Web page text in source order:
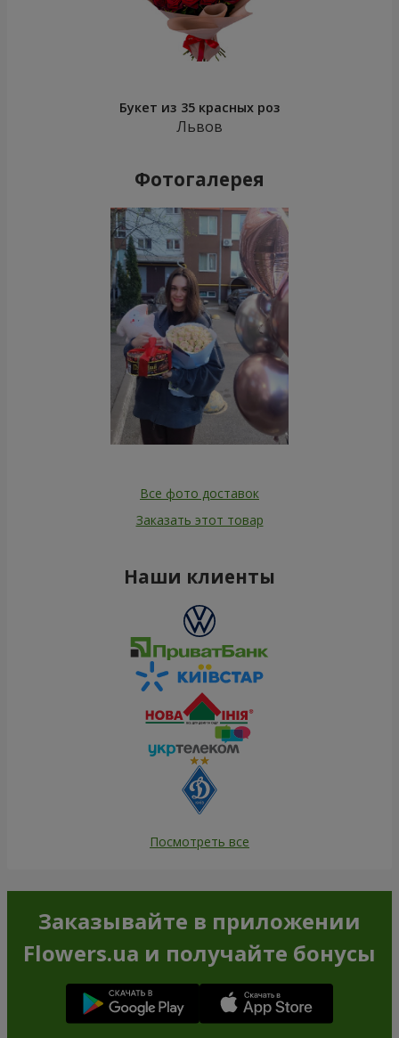
Букет из 35 красных роз
Львов
Фотогалерея
Все фото доставок
Заказать этот товар
Наши клиенты
Посмотреть все
Заказывайте в приложении
Flowers.ua и получайте бонусы